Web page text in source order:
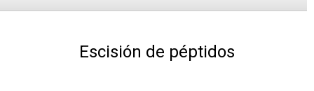
Escisión de péptidos